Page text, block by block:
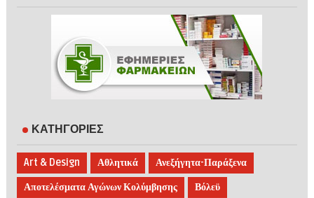
ΚΑΤΗΓΟΡΙΕΣ
Art & Design Αθλητικά Ανεξήγητα-Παράξενα
Αποτελέσματα Αγώνων Κολύμβησης Βόλεϋ